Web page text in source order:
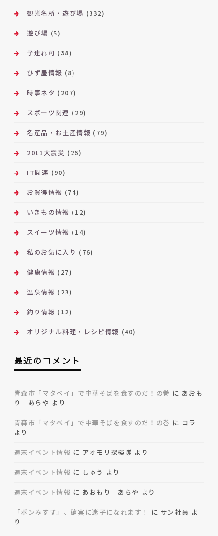
観光名所・遊び場 (332)
遊び場 (5)
子連れ可 (38)
ひず屋情報 (8)
時事ネタ (207)
スポーツ関連 (29)
名産品・お土産情報 (79)
2011大震災 (26)
IT関連 (90)
お買得情報 (74)
いきもの情報 (12)
スイーツ情報 (14)
私のお気に入り (76)
健康情報 (27)
温泉情報 (23)
釣り情報 (12)
オリジナル料理・レシピ情報 (40)
最近のコメント
青森市「マタベイ」で中華そばを食すのだ！の巻 に あおも
り あらや より
青森市「マタベイ」で中華そばを食すのだ！の巻 に コラ
より
週末イベント情報 に アオモリ探検隊 より
週末イベント情報 に しゅう より
週末イベント情報 に あおもり あらや より
「ボンみすず」、確実に迷子になれます！ に サン社員 よ
り